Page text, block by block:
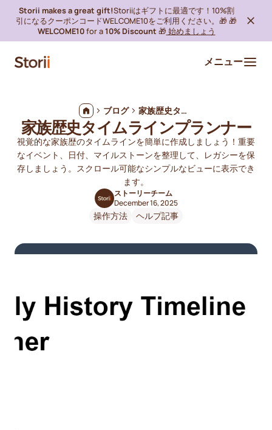
Storii makes a great gift!Storiiはギフトに最適です！10%割
引になるクーポンコードWELCOME10をご利用ください。🎁 🎁
WELCOME10for a10% Discount 🎁 始めましょう
メニュー
ブログ 家族歴史タイムラインプランナー
家族歴史タイムラインプランナー
視覚的な家族歴のタイムラインを簡単に作成しましょう！重要
なイベント、日付、マイルストーンを整理して、レガシーを保
存しましょう。スクロール可能なシンプルなビューに表示でき
ます。
ストーリーチーム
December 16, 2025
操作方法 ヘルプ記事